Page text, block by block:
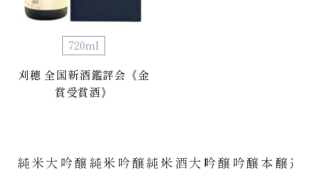
720ml
刈穂 全国新酒鑑評会《金
賞受賞酒》
純米大吟醸純米吟醸純米酒大吟醸吟醸本醸造